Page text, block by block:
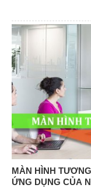
MÀN HÌNH
ỨNG DỤNG CỦA